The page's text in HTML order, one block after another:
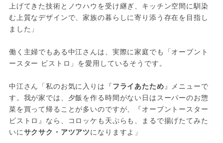
上げてきた技術とノウハウを受け継ぎ、キッチン空間に馴染
む上質なデザインで、家族の暮らしに寄り添う存在を目指し
ました」
働く主婦でもある中江さんは、実際に家庭でも「オーブント
ースター ビストロ」を愛用しているそうです。
中江さん「私のお気に入りは『フライあたため』メニューで
す。我が家では、夕飯を作る時間がない日はスーパーのお惣
菜を買って帰ることが多いのですが、『オーブントースター
ビストロ』なら、コロッケも天ぷらも、まるで揚げたてみた
いにサクサク・アツアツになりますよ」